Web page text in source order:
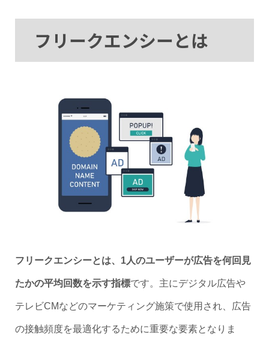
フリークエンシーとは
フリークエンシーとは、1人のユーザーが広告を何回見
たかの平均回数を示す指標です。主にデジタル広告や
テレビCMなどのマーケティング施策で使用され、広告
の接触頻度を最適化するために重要な要素となりま